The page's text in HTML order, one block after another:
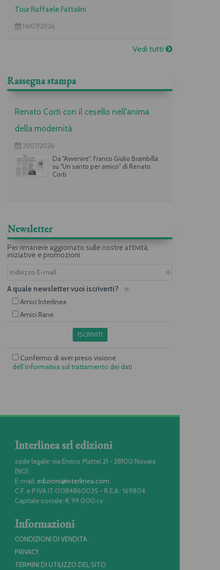
Tour Raffaele Fattalini
14/07/2026
Vedi tutti
Rassegna stampa
Renato Corti con il cesello nell'anima
della modernità
31/07/2026
Da "Avvenire", Franco Giulio Brambilla
su "Un santo per amico" di Renato
Corti
Newsletter
Per rimanere aggiornato sulle nostre attività,
iniziative e promozioni
A quale newsletter vuoi iscriverti?
Amici Interlinea
Amici Rane
ISCRIVITI
Confermo di aver preso visione
dell’informativa sul trattamento dei dati
Interlinea srl edizioni
sede legale: via Enrico Mattei 21 - 28100 Novara
(NO)
E-mail: edizioni@interlinea.com
C.F. e P.IVA IT 01384860035 - R.E.A.: 169804
Capitale sociale: € 99.000 i.v
Informazioni
CONDIZIONI DI VENDITA
PRIVACY
TERMINI DI UTILIZZO DEL SITO